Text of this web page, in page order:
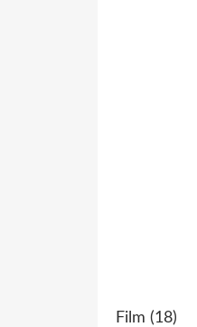
Film (18)